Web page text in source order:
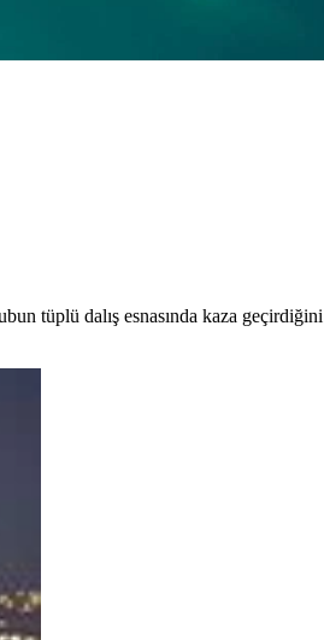
tüplü dalış esnasında kaza geçirdiğini